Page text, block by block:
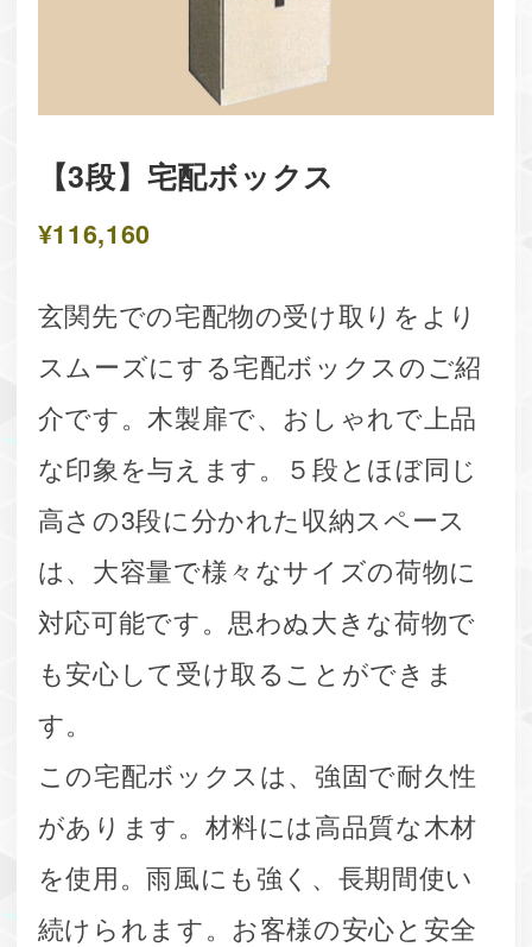
【3段】宅配ボックス
¥116,160
玄関先での宅配物の受け取りをより
スムーズにする宅配ボックスのご紹
介です。木製扉で、おしゃれで上品
な印象を与えます。５段とほぼ同じ
高さの3段に分かれた収納スペース
は、大容量で様々なサイズの荷物に
対応可能です。思わぬ大きな荷物で
も安心して受け取ることができま
す。
この宅配ボックスは、強固で耐久性
があります。材料には高品質な木材
を使用。雨風にも強く、長期間使い
続けられます。お客様の安心と安全